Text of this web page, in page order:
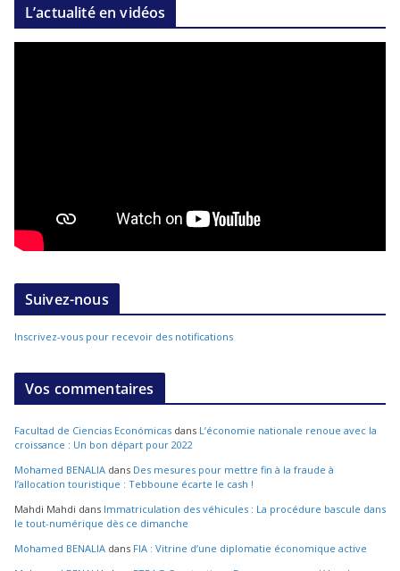
L’actualité en vidéos
Suivez-nous
Inscrivez-vous pour recevoir des notifications
Vos commentaires
Facultad de Ciencias Económicas dans L’économie nationale renoue avec la
croissance : Un bon départ pour 2022
Mohamed BENALIA dans Des mesures pour mettre fin à la fraude à
l’allocation touristique : Tebboune écarte le cash !
Mahdi Mahdi dans Immatriculation des véhicules : La procédure bascule dans
le tout-numérique dès ce dimanche
Mohamed BENALIA dans FIA : Vitrine d’une diplomatie économique active